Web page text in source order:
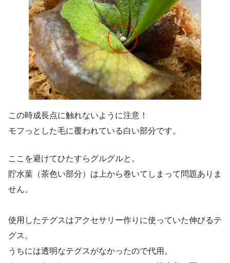
この時成長点に触れないように注意！
モフっとした毛に覆われている白い部分です。
ここを避けてひたすらグルグルと。
貯水葉（茶色い部分）は上から巻いてしまって問題ありま
せん。
使用したテグスはアクセサリー作りに使っていた伸びるテ
グス。
うちには透明なテグスがなかったので代用。